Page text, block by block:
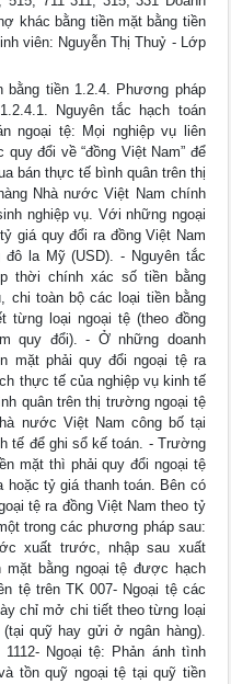
khác bằng tiền mặt bằng tiền
viên: Nguyễn Thị Thuỷ - Lớp
bằng tiền 1.2.4. Phương pháp
Nguyên tắc hạch toán
ngoại tệ: Mọi nghiệp vụ liên
đổi về “đồng Việt Nam” để
bán thực tế bình quân trên thị
Nhà nước Việt Nam chính
nghiệp vụ. Với những ngoại
giá quy đổi ra đồng Việt Nam
la Mỹ (USD). - Nguyên tắc
thời chính xác số tiền bằng
chi toàn bộ các loại tiền bằng
từng loại ngoại tệ (theo đồng
quy đổi). - Ở những doanh
mặt phải quy đổi ngoại tệ ra
thực tế của nghiệp vụ kinh tế
quân trên thị trường ngoại tệ
nước Việt Nam công bố tại
tế để ghi sổ kế toán. - Trường
mặt thì phải quy đổi ngoại tệ
hoặc tỷ giá thanh toán. Bên có
tệ ra đồng Việt Nam theo tỷ
trong các phương pháp sau:
xuất trước, nhập sau xuất
bằng ngoại tệ được hạch
tệ trên TK 007- Ngoại tệ các
chỉ mở chi tiết theo từng loại
quỹ hay gửi ở ngân hàng).
Ngoại tệ: Phản ánh tình
tồn quỹ ngoại tệ tại quỹ tiền